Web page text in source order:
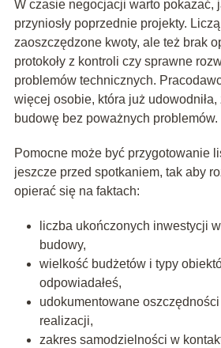
W czasie negocjacji warto pokazać,
przyniosły poprzednie projekty.
zaoszczędzone kwoty, ale też brak
protokoły z kontroli czy sprawne
problemów technicznych.
więcej osobie, która już udowodniła,
budowę bez poważnych problemów.
Pomocne może być przygotowanie
jeszcze przed spotkaniem, tak aby
opierać się na faktach:
liczba ukończonych inwestycji
budowy,
wielkość budżetów i typy
odpowiadałeś,
udokumentowane
realizacji,
zakres samodzielności w